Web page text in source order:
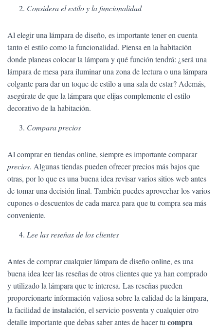
Considera el estilo y la funcionalidad
Al elegir una lámpara de diseño, es importante tener en cuenta
tanto el estilo como la funcionalidad. Piensa en la habitación
donde planeas colocar la lámpara y qué función tendrá: ¿será una
lámpara de mesa para iluminar una zona de lectura o una lámpara
colgante para dar un toque de estilo a una sala de estar? Además,
asegúrate de que la lámpara que elijas complemente el estilo
decorativo de la habitación.
Compara precios
Al comprar en tiendas online, siempre es importante comparar
precios. Algunas tiendas pueden ofrecer precios más bajos que
otras, por lo que es una buena idea revisar varios sitios web antes
de tomar una decisión final. También puedes aprovechar los varios
cupones o descuentos de cada marca para que tu compra sea más
conveniente.
Lee las reseñas de los clientes
Antes de comprar cualquier lámpara de diseño online, es una
buena idea leer las reseñas de otros clientes que ya han comprado
y utilizado la lámpara que te interesa. Las reseñas pueden
proporcionarte información valiosa sobre la calidad de la lámpara,
la facilidad de instalación, el servicio posventa y cualquier otro
detalle importante que debas saber antes de hacer tu compra